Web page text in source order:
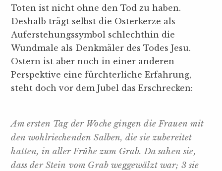
Toten ist nicht ohne den Tod zu haben.
Deshalb trägt selbst die Osterkerze als
Auferstehungssymbol schlechthin die
Wundmale als Denkmäler des Todes Jesu.
Ostern ist aber noch in einer anderen
Perspektive eine fürchterliche Erfahrung,
steht doch vor dem Jubel das Erschrecken:
Am ersten Tag der Woche gingen die Frauen mit
den wohlriechenden Salben, die sie zubereitet
hatten, in aller Frühe zum Grab. Da sahen sie,
dass der Stein vom Grab weggewälzt war; 3 sie